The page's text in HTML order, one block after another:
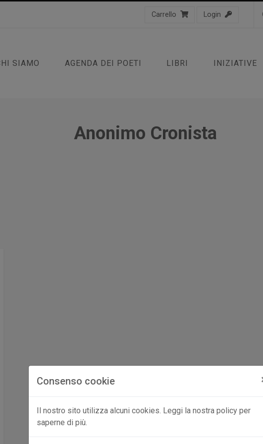
Carrello Login
Consenso cookie
Il nostro sito utilizza alcuni cookies. Leggi la nostra policy per
saperne di più.
SIAMO AGENDA DEI POETI LIBRI INIZIATIVE
Anonimo Cronista